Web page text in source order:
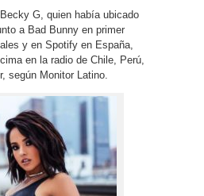
G, quien había ubicado
a Bad Bunny en primer
y en Spotify en España,
en la radio de Chile, Perú,
según Monitor Latino.